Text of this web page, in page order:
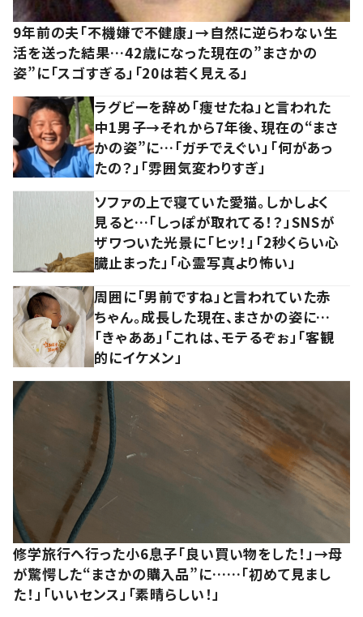
9年前の夫「不機嫌で不健康」→自然に逆らわない生
活を送った結果…42歳になった現在の”まさかの
姿”に「スゴすぎる」「20は若く見える」
ラグビーを辞め「痩せたね」と言われた
中1男子→それから7年後、現在の“まさ
かの姿”に…「ガチでえぐい」「何があっ
たの？」「雰囲気変わりすぎ」
ソファの上で寝ていた愛猫。しかしよく
見ると…「しっぽが取れてる！？」SNSが
ザワついた光景に「ヒッ！」「2秒くらい心
臓止まった」「心霊写真より怖い」
周囲に「男前ですね」と言われていた赤
ちゃん。成長した現在、まさかの姿に…
「きゃああ」「これは、モテるぞぉ」「客観
的にイケメン」
修学旅行へ行った小6息子「良い買い物をした！」→母
が驚愕した“まさかの購入品”に……「初めて見まし
た！」「いいセンス」「素晴らしい！」